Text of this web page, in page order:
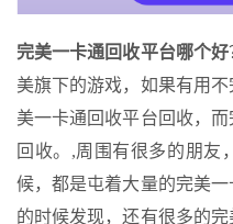
完美一卡通回收平台哪个好
美旗下的游戏，如果有用
美一卡通回收平台回收，
回收。,周围有很多的朋友
候，都是屯着大量的完美
的时候发现，还有很多的